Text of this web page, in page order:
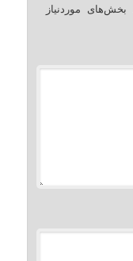
بخش‌های موردنیاز